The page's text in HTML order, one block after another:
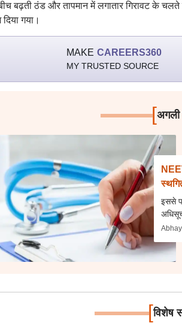
बढ़ती ठंड और तापमान में लगातार गिरावट के
गया।
MAKE CAREERS360
MY TRUSTED SOURCE
[
इससे
[विशेष